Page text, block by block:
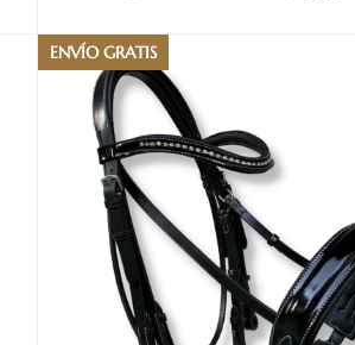
ENVÍO GRATIS